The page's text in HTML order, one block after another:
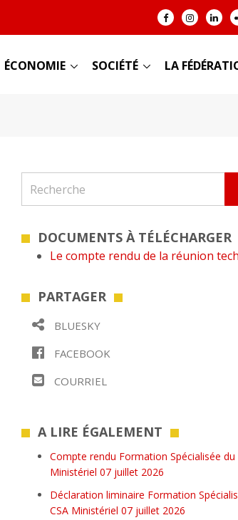
ÉCONOMIE SOCIÉTÉ LA
DOCUMENTS À TÉLÉCHARGER
Le compte rendu de la réunion
PARTAGER
BLUESKY
FACEBOOK
COURRIEL
A LIRE ÉGALEMENT
Compte rendu Formation Spécialisée du
Ministériel 07 juillet 2026
Déclaration liminaire Formation
CSA Ministériel 07 juillet 2026